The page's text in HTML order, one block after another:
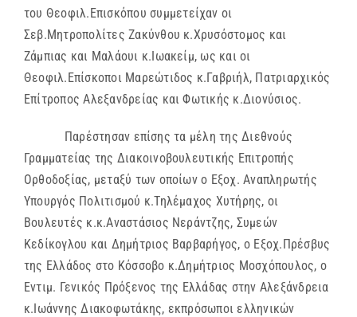
του Θεοφιλ.Επισκόπου συμμετείχαν οι
Σεβ.Μητροπολίτες Ζακύνθου κ.Χρυσόστομος και
Ζάμπιας και Μαλάουι κ.Ιωακείμ, ως και οι
Θεοφιλ.Επίσκοποι Μαρεώτιδος κ.Γαβριήλ, Πατριαρχικός
Επίτροπος Αλεξανδρείας και Φωτικής κ.Διονύσιος.
Παρέστησαν επίσης τα μέλη της Διεθνούς
Γραμματείας της Διακοινοβουλευτικής Επιτροπής
Ορθοδοξίας, μεταξύ των οποίων ο Εξοχ. Αναπληρωτής
Υπουργός Πολιτισμού κ.Τηλέμαχος Χυτήρης, οι
Βουλευτές κ.κ.Αναστάσιος Νεράντζης, Συμεών
Κεδίκογλου και Δημήτριος Βαρβαρήγος, ο Εξοχ.Πρέσβυς
της Ελλάδος στο Κόσσοβο κ.Δημήτριος Μοσχόπουλος, ο
Εντιμ. Γενικός Πρόξενος της Ελλάδας στην Αλεξάνδρεια
κ.Ιωάννης Διακοφωτάκης, εκπρόσωποι ελληνικών